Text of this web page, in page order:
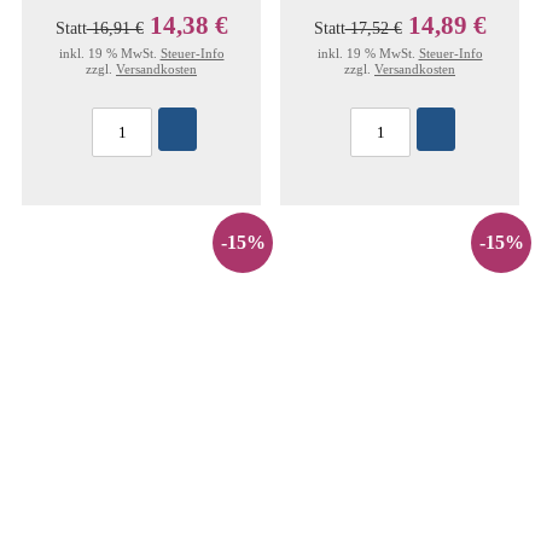
Statt16,91 € 14,38 €
inkl. 19 % MwSt. Steuer-Info
zzgl. Versandkosten
Statt17,52 € 14,89 €
inkl. 19 % MwSt. Steuer-Info
zzgl. Versandkosten
-15% -15%